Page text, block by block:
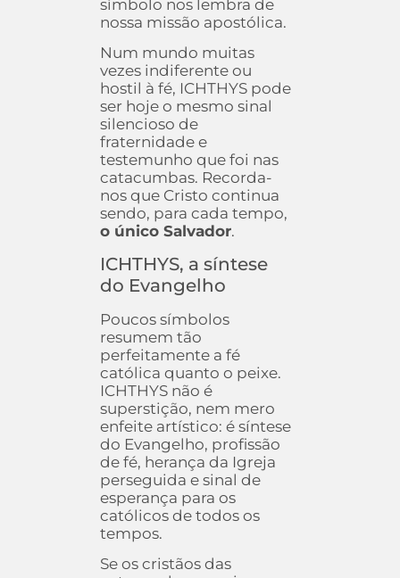
símbolo nos lembra de
nossa missão apostólica.
Num mundo muitas
vezes indiferente ou
hostil à fé, ICHTHYS pode
ser hoje o mesmo sinal
silencioso de
fraternidade e
testemunho que foi nas
catacumbas. Recorda-
nos que Cristo continua
sendo, para cada tempo,
o único Salvador.
ICHTHYS, a síntese
do Evangelho
Poucos símbolos
resumem tão
perfeitamente a fé
católica quanto o peixe.
ICHTHYS não é
superstição, nem mero
enfeite artístico: é síntese
do Evangelho, profissão
de fé, herança da Igreja
perseguida e sinal de
esperança para os
católicos de todos os
tempos.
Se os cristãos das